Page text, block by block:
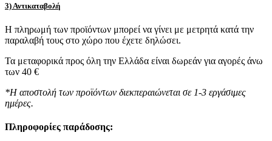
3) Αντικαταβολή
Η πληρωμή των προϊόντων μπορεί να γίνει με μετρητά κατά την
παραλαβή τους στο χώρο που έχετε δηλώσει.
Τα μεταφορικά προς όλη την Ελλάδα είναι δωρεάν για αγορές άνω
των 40 €
*Η αποστολή των προϊόντων διεκπεραιώνεται σε 1-3 εργάσιμες
ημέρες.
Πληροφορίες παράδοσης: